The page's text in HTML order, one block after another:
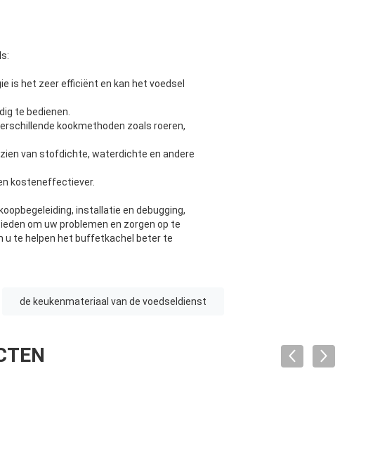
is het zeer efficiënt en kan het voedsel
te bedienen.
kookmethoden zoals roeren,
van stofdichte, waterdichte en andere
kosteneffectiever.
installatie en debugging,
om uw problemen en zorgen op te
u te helpen het buffetkachel beter te
de keukenmateriaal van de voedseldienst